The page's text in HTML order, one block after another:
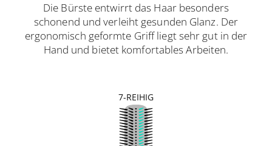
Die Bürste entwirrt das Haar besonders
schonend und verleiht gesunden Glanz. Der
ergonomisch geformte Griff liegt sehr gut in der
Hand und bietet komfortables Arbeiten.
7-REIHIG